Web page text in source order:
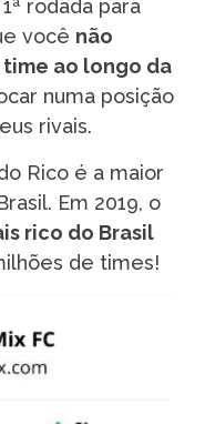
rodada para
você não
ao longo da
numa posição
rivais.
Rico é a maior
Em 2019, o
rico do Brasil
de times!